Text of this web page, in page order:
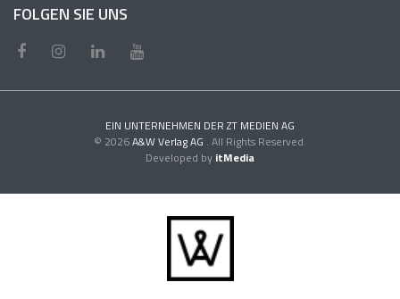
FOLGEN SIE UNS
EIN UNTERNEHMEN DER ZT MEDIEN AG
© 2026A&W Verlag AG . All Rights Reserved.
Developed by itMedia